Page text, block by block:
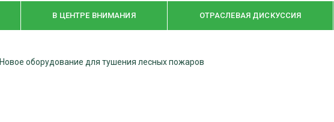
В ЦЕНТРЕ ВНИМАНИЯ ОТРАСЛЕВАЯ ДИСКУССИЯ
Новое оборудование для тушения лесных пожаров